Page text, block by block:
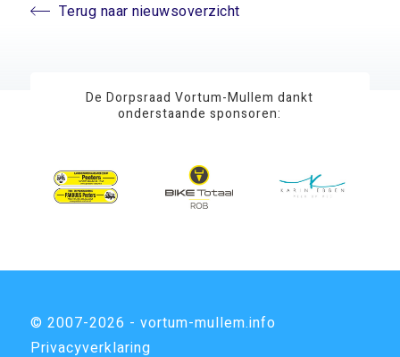
Terug naar nieuwsoverzicht
De Dorpsraad Vortum-Mullem dankt
onderstaande sponsoren:
© 2007-2026 - vortum-mullem.info
Privacyverklaring